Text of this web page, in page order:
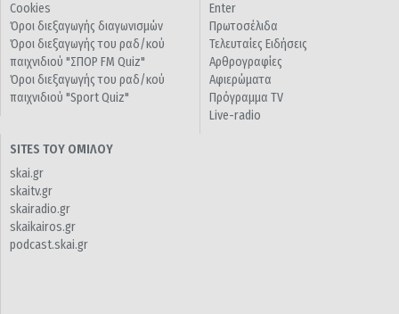
Cookies
Όροι διεξαγωγής διαγωνισμών
Όροι διεξαγωγής του ραδ/κού
παιχνιδιού "ΣΠΟΡ FM Quiz"
Όροι διεξαγωγής του ραδ/κού
παιχνιδιού "Sport Quiz"
Enter
Πρωτοσέλιδα
Τελευταίες Ειδήσεις
Αρθρογραφίες
Αφιερώματα
Πρόγραμμα TV
Live-radio
SITES ΤΟΥ ΟΜΙΛΟΥ
skai.gr
skaitv.gr
skairadio.gr
skaikairos.gr
podcast.skai.gr